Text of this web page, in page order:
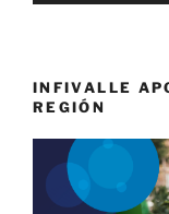
INFIVALLE
REGIÓN